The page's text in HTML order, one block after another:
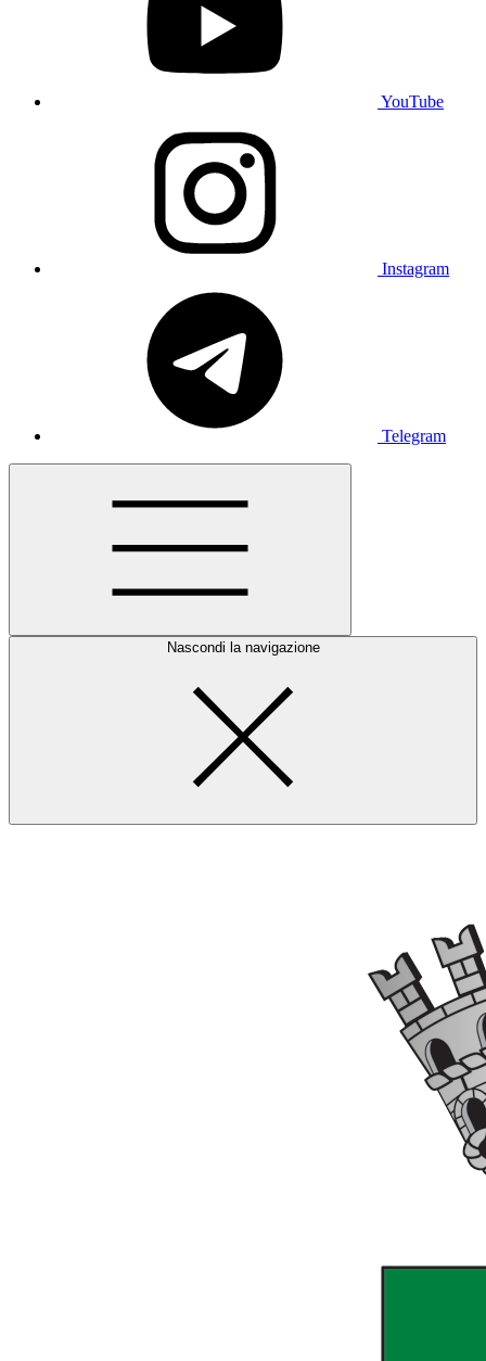
YouTube
Instagram
Telegram
Nascondi la navigazione